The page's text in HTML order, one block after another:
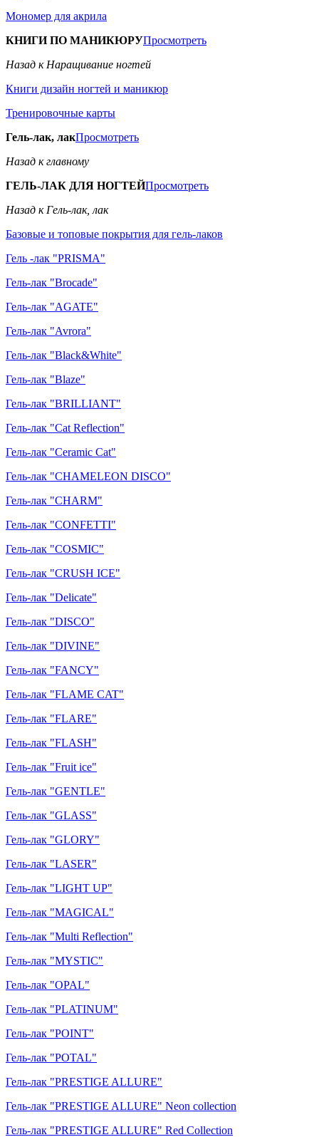
Мономер для акрила
КНИГИ ПО МАНИКЮРУПросмотреть
Назад к Наращивание ногтей
Книги дизайн ногтей и маникюр
Тренировочные карты
Гель-лак, лакПросмотреть
Назад к главному
ГЕЛЬ-ЛАК ДЛЯ НОГТЕЙПросмотреть
Назад к Гель-лак, лак
Базовые и топовые покрытия для гель-лаков
Гель -лак "PRISMA"
Гель-лак "Brocade"
Гель-лак "AGATE"
Гель-лак "Avrora"
Гель-лак "Black&White"
Гель-лак "Blaze"
Гель-лак "BRILLIANT"
Гель-лак "Cat Reflection"
Гель-лак "Ceramic Cat"
Гель-лак "CHAMELEON DISCO"
Гель-лак "CHARM"
Гель-лак "CONFETTI"
Гель-лак "COSMIC"
Гель-лак "CRUSH ICE"
Гель-лак "Delicate"
Гель-лак "DISCO"
Гель-лак "DIVINE"
Гель-лак "FANCY"
Гель-лак "FLAME CAT"
Гель-лак "FLARE"
Гель-лак "FLASH"
Гель-лак "Fruit ice"
Гель-лак "GENTLE"
Гель-лак "GLASS"
Гель-лак "GLORY"
Гель-лак "LASER"
Гель-лак "LIGHT UP"
Гель-лак "MAGICAL"
Гель-лак "Multi Reflection"
Гель-лак "MYSTIC"
Гель-лак "OPAL"
Гель-лак "PLATINUM"
Гель-лак "POINT"
Гель-лак "POTAL"
Гель-лак "PRESTIGE ALLURE"
Гель-лак "PRESTIGE ALLURE" Neon collection
Гель-лак "PRESTIGE ALLURE" Red Collection